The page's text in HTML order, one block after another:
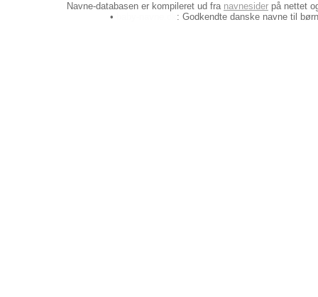
Navne-databasen er kompileret ud fra navnesider på nettet
•
: Godkendte danske navne til børn